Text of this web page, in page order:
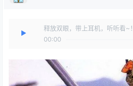
释放双眼，带上耳机，听听看~！
00:00